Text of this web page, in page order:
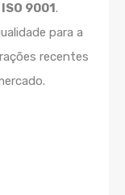
ISO 9001 .
para a
recentes